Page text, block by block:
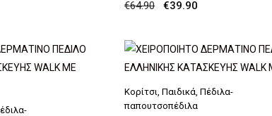
€64.90
Original
was:
€64.90.
€39.90Η
τιμή
είναι:
€39.90.
Κορίτσι, Παιδικά, Πέδιλα-
παπουτσοπέδιλα